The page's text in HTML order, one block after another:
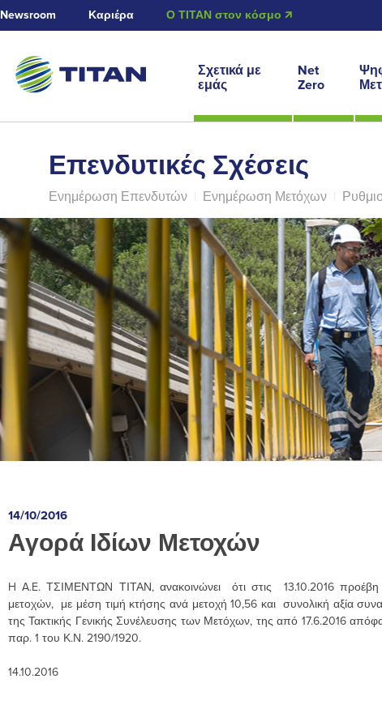
Newsroom Καριέρα Ο ΤΙΤΑΝ στον κόσμο 🡭
Σχετικά με
εμάς
Net
Zero
Επενδυτικές Σχέσεις
Ενημέρωση Επενδυτών Ενημέρωση Μετόχων
14/10/2016
Αγορά Ιδίων Μετοχών
H A.E. ΤΣΙΜΕΝΤΩΝ ΤΙΤΑΝ, ανακοινώνει ότι στις 13.10.2016
μετοχών, με μέση τιμή κτήσης ανά μετοχή 10,56 και συνολική αξία
της Τακτικής Γενικής Συνέλευσης των Μετόχων, της από 17.6.2016
παρ. 1 του Κ.Ν. 2190/1920.
14.10.2016